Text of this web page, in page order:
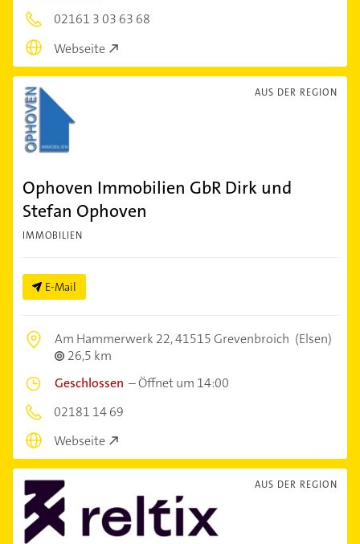
02161 3 03 63 68
Webseite
AUS DER REGION
Ophoven Immobilien GbR Dirk und
Stefan Ophoven
IMMOBILIEN
E-Mail
Am Hammerwerk 22,41515 Grevenbroich (Elsen)
26,5 km
Geschlossen –Öffnet um 14:00
02181 14 69
Webseite
AUS DER REGION